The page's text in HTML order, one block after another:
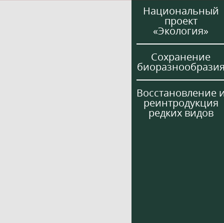
Национальный
проект
«Экология»
Сохранение
Восстановление
реинтродукция
редких видов